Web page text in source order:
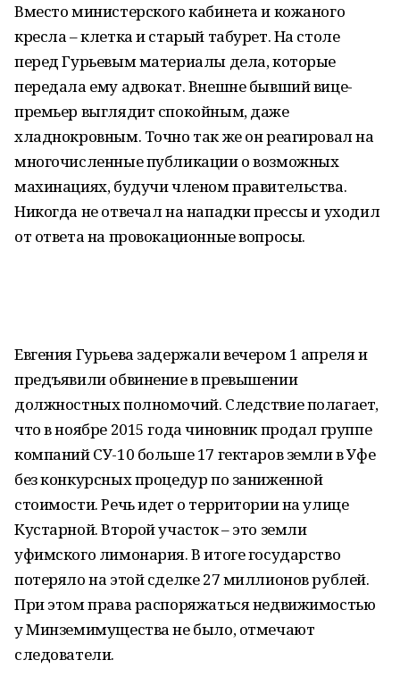
Вместо министерского кабинета и кожаного
кресла – клетка и старый табурет. На столе
перед Гурьевым материалы дела, которые
передала ему адвокат. Внешне бывший вице-
премьер выглядит спокойным, даже
хладнокровным. Точно так же он реагировал на
многочисленные публикации о возможных
махинациях, будучи членом правительства.
Никогда не отвечал на нападки прессы и уходил
от ответа на провокационные вопросы.
Евгения Гурьева задержали вечером 1 апреля и
предъявили обвинение в превышении
должностных полномочий. Следствие полагает,
что в ноябре 2015 года чиновник продал группе
компаний СУ-10 больше 17 гектаров земли в Уфе
без конкурсных процедур по заниженной
стоимости. Речь идет о территории на улице
Кустарной. Второй участок – это земли
уфимского лимонария. В итоге государство
потеряло на этой сделке 27 миллионов рублей.
При этом права распоряжаться недвижимостью
у Минземимущества не было, отмечают
следователи.